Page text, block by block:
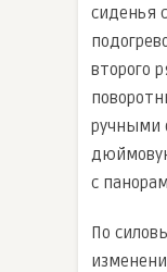
сиденья
второго
ручными
с
По